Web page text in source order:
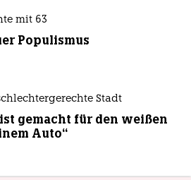
mit 63
Populismus
Stadt
ist gemacht für den weißen
Auto“